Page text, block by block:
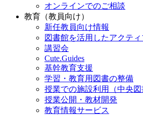
オンラインでのご相談
教育（教員向け）
新任教員向け情報
図書館を活用したアクテ
講習会
Cute.Guides
基幹教育支援
学習・教育用図書の整備
授業での施設利用（中央図
授業公開・教材開発
教育情報サービス